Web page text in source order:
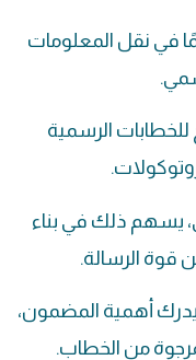
في نقل المعلومات
الرسمية
يسهم ذلك في بناء
قوة الرسالة.
يدرك أهمية المضمون،
من الخطاب.